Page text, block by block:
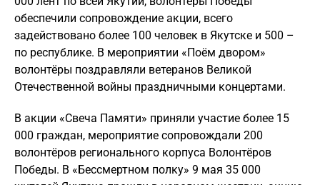
обеспечили сопровождение акции, всего
задействовано более 100 человек в Якутске и 500 –
по республике. В мероприятии «Поём двором»
волонтёры поздравляли ветеранов Великой
Отечественной войны праздничными концертами.
В акции «Свеча Памяти» приняли участие более 15
000 граждан, мероприятие сопровождали 200
волонтёров регионального корпуса Волонтёров
Победы. В «Бессмертном полку» 9 мая 35 000